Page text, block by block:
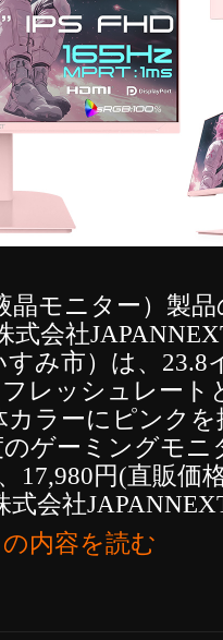
モニター）製
式会社
すみ市）は、
レッシュレート
カラーにピンク
ゲーミングモニ
17,980円(直販価
会社
内容を読む